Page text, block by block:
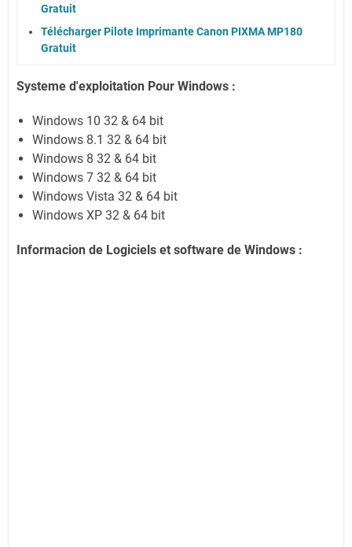
Gratuit
Télécharger Pilote Imprimante Canon PIXMA MP180
Gratuit
Systeme d'exploitation Pour Windows :
Windows 10 32 & 64 bit
Windows 8.1 32 & 64 bit
Windows 8 32 & 64 bit
Windows 7 32 & 64 bit
Windows Vista 32 & 64 bit
Windows XP 32 & 64 bit
Informacion de Logiciels et software de Windows :